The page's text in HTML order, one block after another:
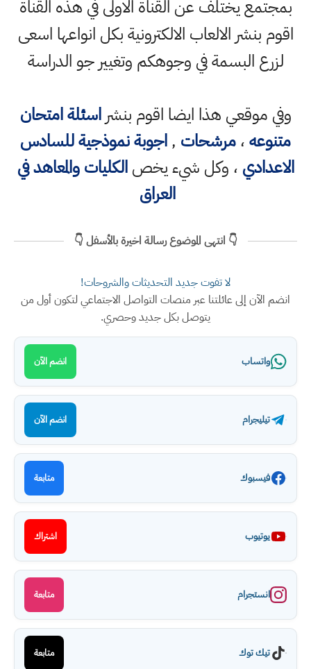
بمجتمع يختلف عن القناة الاولى في هذه القناة
اقوم بنشر الالعاب الالكترونية بكل انواعها اسعى
لزرع البسمة في وجوهكم وتغيير جو الدراسة
وفي موقعي هذا ايضا اقوم بنشراسئلة امتحان
متنوعه،مرشحات ,اجوبة نموذجية للسادس
الاعدادي ، وكل شيء يخصالكليات والمعاهد في
العراق
👇 انتهى الموضوع رسالة اخيرة بالأسفل 👇
لا تفوت جديد التحديثات والشروحات!
انضم الآن إلى عائلتنا عبر منصات التواصل الاجتماعي لتكون أول من
يتوصل بكل جديد وحصري.
واتساب انضم الآن
تيليجرام انضم الآن
فيسبوك متابعة
يوتيوب اشتراك
انستجرام متابعة
تيك توك متابعة